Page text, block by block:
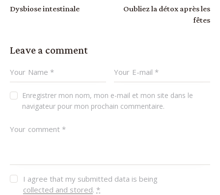
Dysbiose intestinale
Oubliez la détox après les
fêtes
Leave a comment
Enregistrer mon nom, mon e-mail et mon site dans le
navigateur pour mon prochain commentaire.
I agree that my submitted data is being
collected and stored. *